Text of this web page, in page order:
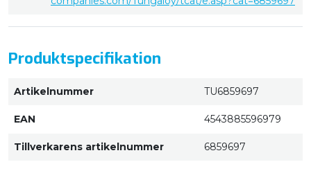
Produktspecifikation
Artikelnummer TU6859697
EAN 4543885596979
Tillverkarens artikelnummer 6859697